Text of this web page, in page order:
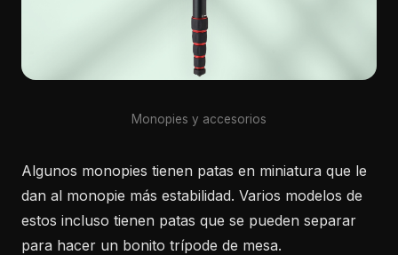
Monopies y accesorios
Algunos monopies tienen patas en miniatura que le
dan al monopie más estabilidad. Varios modelos de
estos incluso tienen patas que se pueden separar
para hacer un bonito trípode de mesa.